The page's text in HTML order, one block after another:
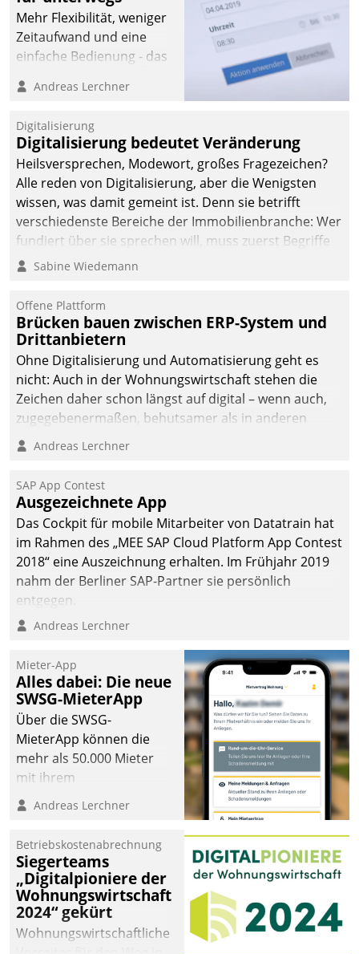
Mehr Flexibilität, weniger
Zeitaufwand und eine
einfache Bedienung - das
Cockpit für mobile
Datatrain. Die meravis
Wohnungsbau- und
Immobilien GmbH hat
sich dabei für den Betrieb
der Lösung über die SAP
Cloud Platform
entschieden - als erstes
Unternehmen am
Andreas Lerchner
Digitalisierung
Digitalisierung bedeutet Veränderung
Heilsversprechen, Modewort, großes Fragezeichen?
Alle reden von Digitalisierung, aber die Wenigsten
wissen, was damit gemeint ist. Denn sie betrifft
verschiedenste Bereiche der Immobilienbranche: Wer
fundiert über sie sprechen will, muss zuerst Begriffe
klären. Ein Aspekt ist die betriebliche Optimierung:
Einsparungen durch optimierte und automatisierte
Prozesse. Doch man darf nicht zu viel erwarten: Allein
mit der Einführung einer neuen Software ist es nicht
getan. Die Digitalisierung erfordert von Unternehmen
die Bereitschaft, sich zu überprüfen, zu hinterfragen
und zu verändern.
Sabine Wiedemann
Offene Plattform
Brücken bauen zwischen ERP-System und
Drittanbietern
Ohne Digitalisierung und Automatisierung geht es
nicht: Auch in der Wohnungswirtschaft stehen die
Zeichen daher schon längst auf digital – wenn auch,
zugegebenermaßen, behutsamer als in anderen
Branchen.
Andreas Lerchner
SAP App Contest
Ausgezeichnete App
Das Cockpit für mobile Mitarbeiter von Datatrain hat
im Rahmen des „MEE SAP Cloud Platform App Contest
2018“ eine Auszeichnung erhalten. Im Frühjahr 2019
nahm der Berliner SAP-Partner sie persönlich
entgegen.
Andreas Lerchner
Mieter-App
Alles dabei: Die neue
SWSG-MieterApp
Über die SWSG-
MieterApp können die
mehr als 50.000 Mieter
mit ihrem
Wohnungsunternehmen
kommunizieren, auf dem
einsehen und ändern
oder
Schadensmeldungen
abgeben – rund um die
Uhr.
Andreas Lerchner
Betriebskostenabrechnung
Siegerteams
„Digitalpioniere der
Wohnungswirtschaft
2024“ gekürt
Wohnungswirtschaftliche